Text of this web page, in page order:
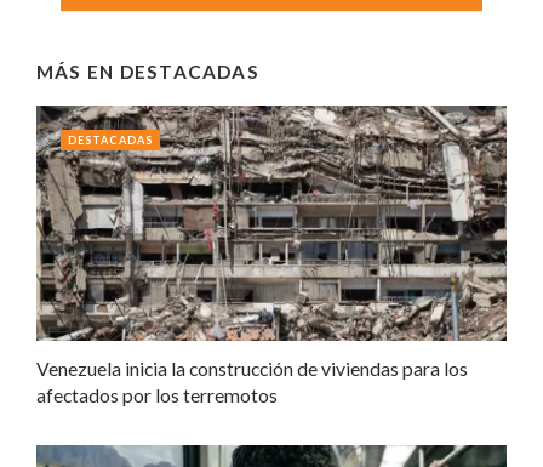
MÁS EN DESTACADAS
Venezuela inicia la construcción de viviendas para los
afectados por los terremotos
DESTACADAS